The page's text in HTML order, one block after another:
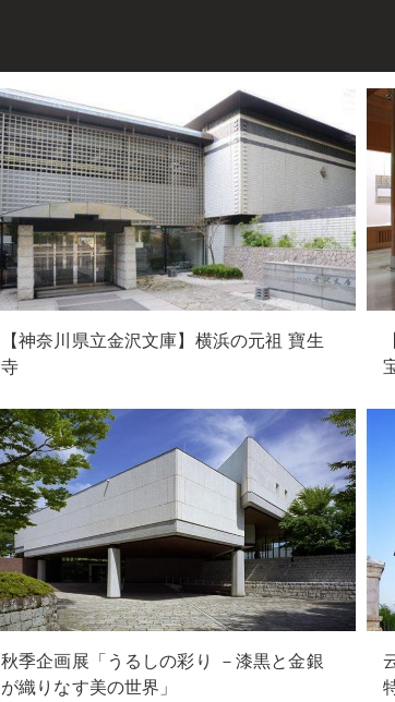
【神奈川県立金沢文庫】横浜の元祖 寶生
寺
秋季企画展「うるしの彩り －漆黒と金銀
が織りなす美の世界」